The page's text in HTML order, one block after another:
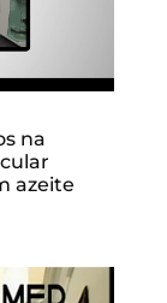
na
azeite